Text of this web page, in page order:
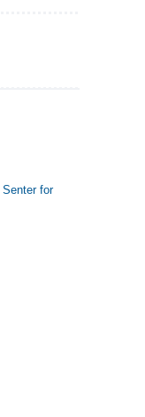
Senter for